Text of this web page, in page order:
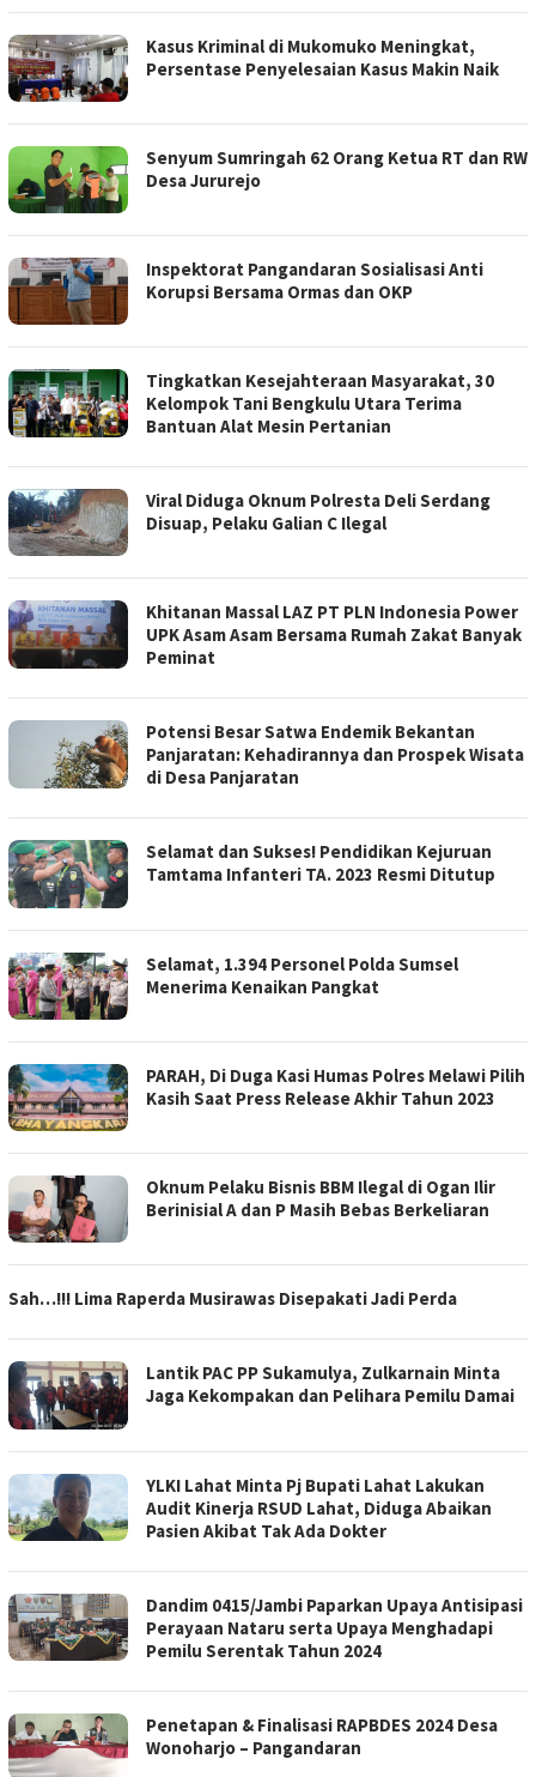
Kasus Kriminal di Mukomuko Meningkat,
Persentase Penyelesaian Kasus Makin Naik
Senyum Sumringah 62 Orang Ketua RT dan RW
Desa Jururejo
Inspektorat Pangandaran Sosialisasi Anti
Korupsi Bersama Ormas dan OKP
Tingkatkan Kesejahteraan Masyarakat, 30
Kelompok Tani Bengkulu Utara Terima
Bantuan Alat Mesin Pertanian
Viral Diduga Oknum Polresta Deli Serdang
Disuap, Pelaku Galian C Ilegal
Khitanan Massal LAZ PT PLN Indonesia Power
UPK Asam Asam Bersama Rumah Zakat Banyak
Peminat
Potensi Besar Satwa Endemik Bekantan
Panjaratan: Kehadirannya dan Prospek Wisata
di Desa Panjaratan
Selamat dan Sukses! Pendidikan Kejuruan
Tamtama Infanteri TA. 2023 Resmi Ditutup
Selamat, 1.394 Personel Polda Sumsel
Menerima Kenaikan Pangkat
PARAH, Di Duga Kasi Humas Polres Melawi Pilih
Kasih Saat Press Release Akhir Tahun 2023
Oknum Pelaku Bisnis BBM Ilegal di Ogan Ilir
Berinisial A dan P Masih Bebas Berkeliaran
Sah…!!! Lima Raperda Musirawas Disepakati Jadi Perda
Lantik PAC PP Sukamulya, Zulkarnain Minta
Jaga Kekompakan dan Pelihara Pemilu Damai
YLKI Lahat Minta Pj Bupati Lahat Lakukan
Audit Kinerja RSUD Lahat, Diduga Abaikan
Pasien Akibat Tak Ada Dokter
Dandim 0415/Jambi Paparkan Upaya Antisipasi
Perayaan Nataru serta Upaya Menghadapi
Pemilu Serentak Tahun 2024
Penetapan & Finalisasi RAPBDES 2024 Desa
Wonoharjo – Pangandaran